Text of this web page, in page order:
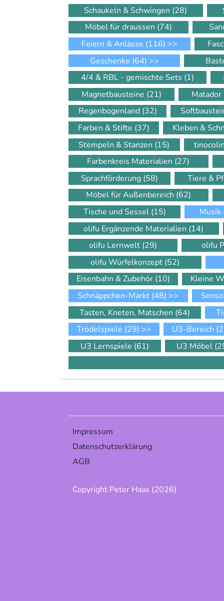
Schaukeln & Schwingen (28)
Möbel für draussen (74)
Feiern & Anlässe (116) >>
Geschenke (64) >>
4/4 & RBL - gemischte Sets (1)
Magnetbausteine (21) Matador
Regenbogenland (32)
Farben & Stifte (37) Kleben &
Stempeln & Stanzen (15)
Farbenkreis Materialien (27)
Sprachförderung (58) Tiere &
Möbel für Außenbereich (62)
Tische und Sessel (15) Musik
olifu Ergänzende Materialien (14)
olifu Lernwelt (29) olifu
olifu Würfelkonzept (52)
Eisenbahn & Zubehör (10) Kleine
Schnäppchen-Markt (48) >>
Tasten, Kneten, Matschen (64)
Trödelspiele (29) >> U3-Bereich
U3 Lernspiele (61) U3 Möbel
Impressum
Datenschutzerklärung
AGB
Copyright Peter Haas (2026)